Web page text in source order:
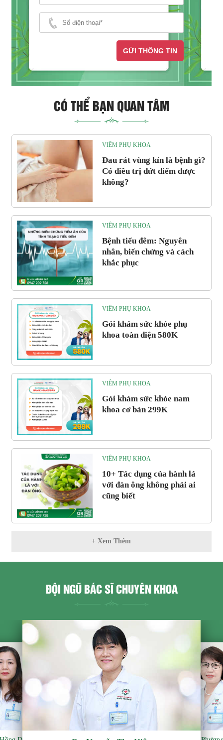
GỬI THÔNG TIN
CÓ THỂ BẠN QUAN TÂM
VIÊM PHỤ KHOA
Đau rát vùng kín là bệnh gì?
Có điều trị dứt điểm được
không?
VIÊM PHỤ KHOA
Bệnh tiểu đêm: Nguyên
nhân, biến chứng và cách
khắc phục
VIÊM PHỤ KHOA
Gói khám sức khỏe phụ
khoa toàn diện 580K
VIÊM PHỤ KHOA
Gói khám sức khỏe nam
khoa cơ bản 299K
VIÊM PHỤ KHOA
10+ Tác dụng của hành lá
với đàn ông không phải ai
cũng biết
+ Xem Thêm
ĐỘI NGŨ BÁC SĨ CHUYÊN KHOA